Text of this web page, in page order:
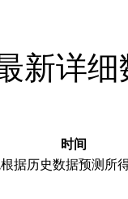
新详细
时间
据历史数据预测所